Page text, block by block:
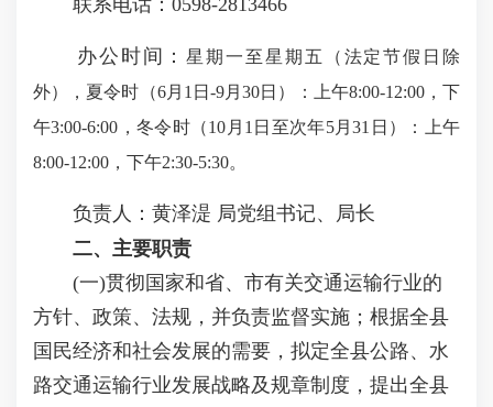
联系电话：0598-2813466
办公时间：星期一至星期五（法定节假日除
外），夏令时（6月1日-9月30日）：上午8:00-12:00，下
午3:00-6:00，冬令时（10月1日至次年5月31日）：上午
8:00-12:00，下午2:30-5:30。
负责人：黄泽湜 局党组书记、局长
二、主要职责
(一)贯彻国家和省、市有关交通运输行业的
方针、政策、法规，并负责监督实施；根据全县
国民经济和社会发展的需要，拟定全县公路、水
路交通运输行业发展战略及规章制度，提出全县